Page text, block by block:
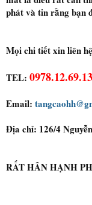
phát và tin rằng bạn
Mọi chi tiết xin liên
TEL:
Email:
Địa chỉ: 126/4
RẤT HÂN HẠNH